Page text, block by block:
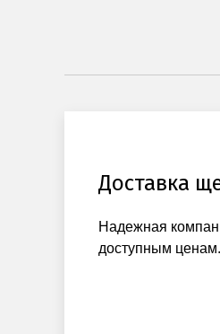
Доставка
Надежная
доступным ценам.